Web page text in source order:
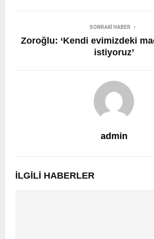
SONRAKI HABER
Zoroğlu: ‘Kendi evimizdeki
istiyoruz’
admin
İLGILI HABERLER